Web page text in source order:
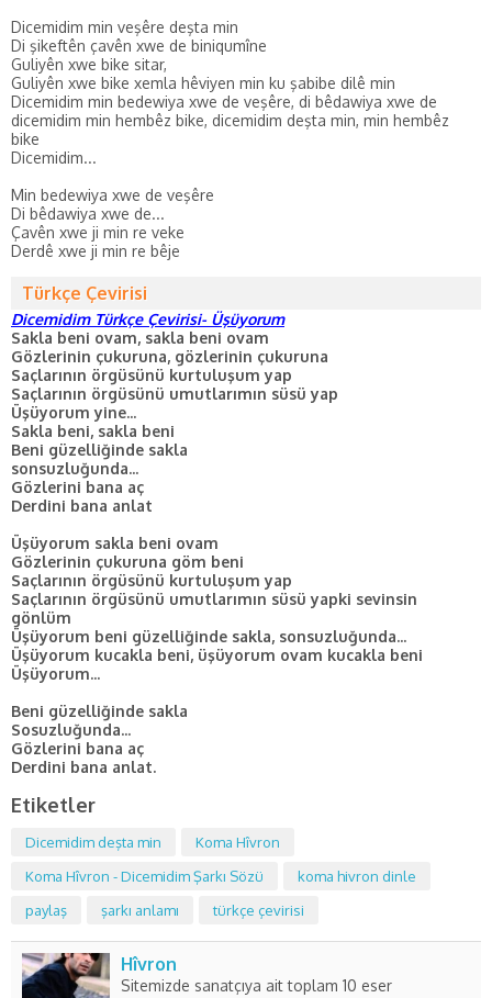
Dicemidim min veşêre deşta min
Di şikeftên çavên xwe de biniqumîne
Guliyên xwe bike sitar,
Guliyên xwe bike xemla hêviyen min ku şabibe dilê min
Dicemidim min bedewiya xwe de veşêre, di bêdawiya xwe de
dicemidim min hembêz bike, dicemidim deşta min, min hembêz
bike
Dicemidim...
Min bedewiya xwe de veşêre
Di bêdawiya xwe de...
Çavên xwe ji min re veke
Derdê xwe ji min re bêje
Türkçe Çevirisi
Dicemidim Türkçe Çevirisi- Üşüyorum
Sakla beni ovam, sakla beni ovam
Gözlerinin çukuruna, gözlerinin çukuruna
Saçlarının örgüsünü kurtuluşum yap
Saçlarının örgüsünü umutlarımın süsü yap
Üşüyorum yine...
Sakla beni, sakla beni
Beni güzelliğinde sakla
sonsuzluğunda...
Gözlerini bana aç
Derdini bana anlat
Üşüyorum sakla beni ovam
Gözlerinin çukuruna göm beni
Saçlarının örgüsünü kurtuluşum yap
Saçlarının örgüsünü umutlarımın süsü yapki sevinsin
gönlüm
Üşüyorum beni güzelliğinde sakla, sonsuzluğunda...
Üşüyorum kucakla beni, üşüyorum ovam kucakla beni
Üşüyorum...
Beni güzelliğinde sakla
Sosuzluğunda...
Gözlerini bana aç
Derdini bana anlat.
Etiketler
Dicemidim deşta min
Koma Hîvron
Koma Hîvron - Dicemidim Şarkı Sözü
koma hivron dinle
paylaş
şarkı anlamı türkçe çevirisi
Hîvron
Sitemizde sanatçıya ait toplam 10 eser